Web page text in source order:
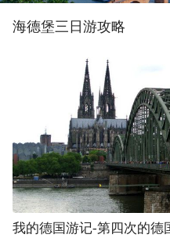
海德堡三 日游攻略
我的德国游记-第四次的德